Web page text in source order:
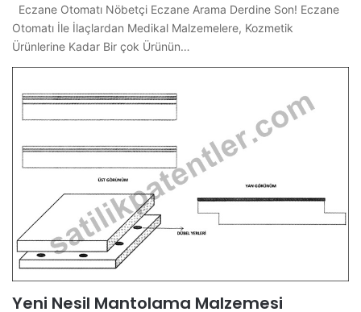
Eczane Otomatı Nöbetçi Eczane Arama Derdine Son! Eczane
Otomatı İle İlaçlardan Medikal Malzemelere, Kozmetik
Ürünlerine Kadar Bir çok Ürünün…
Yeni Nesil Mantolama Malzemesi